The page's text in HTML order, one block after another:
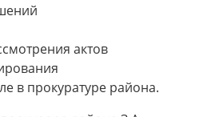
актов
в прокуратуре района.